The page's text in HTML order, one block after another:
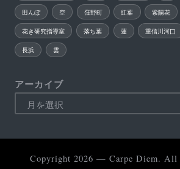
田んぼ 空 窪野町 紅葉 紫陽花
花き研究指導室 落ち葉 蓮 重信川河口
長浜 雲
アーカイブ
Copyright 2026 — Carpe Diem. All